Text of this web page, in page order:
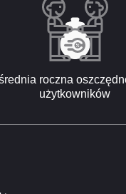
roczna
użytkowników